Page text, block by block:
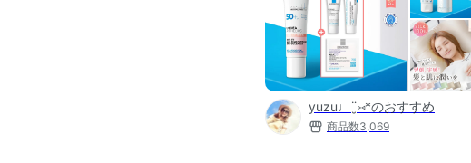
yuzu♩¨̮⑅*のおすすめ
商品数3,069